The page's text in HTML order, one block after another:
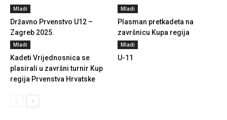
Mladi
Državno Prvenstvo U12 –
Zagreb 2025.
Mladi
Plasman pretkadeta na
završnicu Kupa regija
Mladi
Kadeti Vrijednosnica se
plasirali u završni turnir Kup
regija Prvenstva Hrvatske
Mladi
U-11